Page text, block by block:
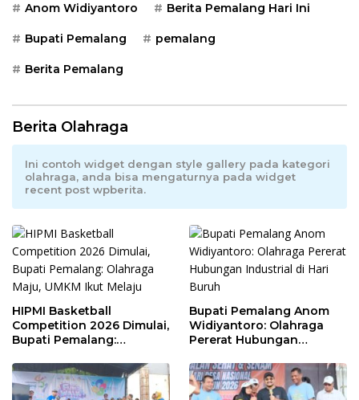
Anom Widiyantoro Berita Pemalang Hari Ini
Bupati Pemalang pemalang
Berita Pemalang
Berita Olahraga
Ini contoh widget dengan style gallery pada kategori
olahraga, anda bisa mengaturnya pada widget
recent post wpberita.
HIPMI Basketball
Competition 2026 Dimulai,
Bupati Pemalang:
Melaju
Bupati Pemalang Anom
Widiyantoro: Olahraga
Pererat Hubungan